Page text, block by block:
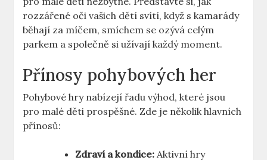
rozzářené oči vašich dětí svítí, když s kamarády
běhají za míčem, smíchem se ozývá celým
parkem a společně si užívají každý moment.
Přínosy pohybových her
Pohybové hry nabízejí řadu výhod, které jsou
pro malé děti prospěšné. Zde je několik hlavních
přínosů:
Zdraví a kondice: Aktivní hry